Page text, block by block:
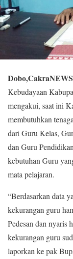
Kebudayaan
mengakui, saat ini
membutuhkan
dari Guru Kelas,
dan Guru
kebutuhan Guru
mata pelajaran.
“Berdasarkan data
kekurangan guru
Pedesan dan nyaris
kekurangan guru
laporkan ke pak